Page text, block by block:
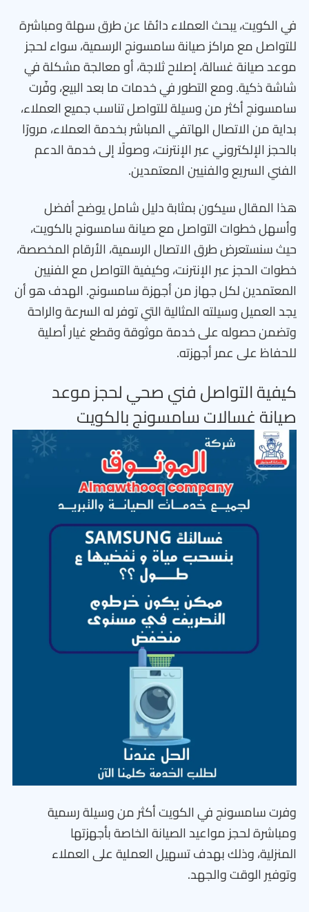
في الكويت، يبحث العملاء دائمًا عن طرق سهلة ومباشرة
للتواصل مع مراكز صيانة سامسونج الرسمية، سواء لحجز
موعد صيانة غسالة، إصلاح ثلاجة، أو معالجة مشكلة في
شاشة ذكية. ومع التطور في خدمات ما بعد البيع، وفّرت
سامسونج أكثر من وسيلة للتواصل تناسب جميع العملاء،
بداية من الاتصال الهاتفي المباشر بخدمة العملاء، مرورًا
بالحجز الإلكتروني عبر الإنترنت، وصولًا إلى خدمة الدعم
الفني السريع والفنيين المعتمدين.
هذا المقال سيكون بمثابة دليل شامل يوضح أفضل
وأسهل خطوات التواصل مع صيانة سامسونج بالكويت،
حيث سنستعرض طرق الاتصال الرسمية، الأرقام المخصصة،
خطوات الحجز عبر الإنترنت، وكيفية التواصل مع الفنيين
المعتمدين لكل جهاز من أجهزة سامسونج. الهدف هو أن
يجد العميل وسيلته المثالية التي توفر له السرعة والراحة
وتضمن حصوله على خدمة موثوقة وقطع غيار أصلية
للحفاظ على عمر أجهزته.
كيفية التواصل فني صحي لحجز موعد
صيانة غسالات سامسونج بالكويت
وفرت سامسونج في الكويت أكثر من وسيلة رسمية
ومباشرة لحجز مواعيد الصيانة الخاصة بأجهزتها
المنزلية، وذلك بهدف تسهيل العملية على العملاء
وتوفير الوقت والجهد.